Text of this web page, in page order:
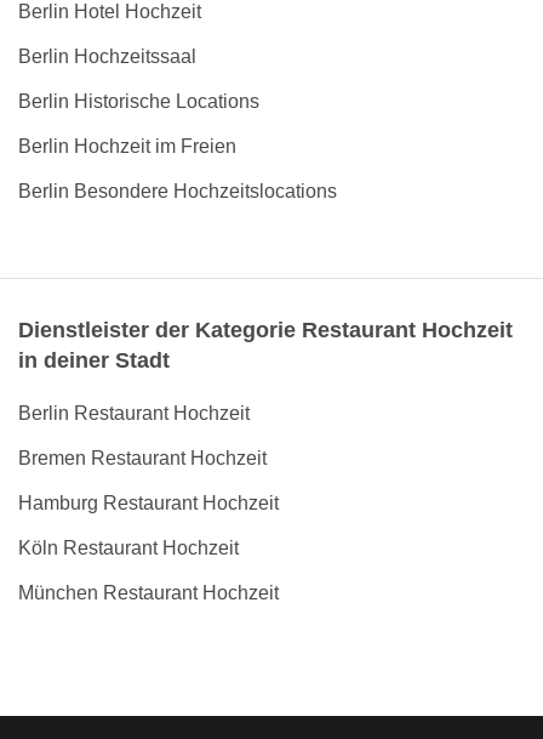
Berlin Hotel Hochzeit
Berlin Hochzeitssaal
Berlin Historische Locations
Berlin Hochzeit im Freien
Berlin Besondere Hochzeitslocations
Dienstleister der Kategorie Restaurant Hochzeit
in deiner Stadt
Berlin Restaurant Hochzeit
Bremen Restaurant Hochzeit
Hamburg Restaurant Hochzeit
Köln Restaurant Hochzeit
München Restaurant Hochzeit